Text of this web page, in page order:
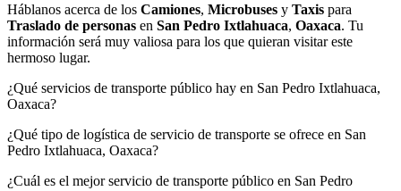
Háblanos acerca de los Camiones, Microbuses y Taxis para
Traslado de personas en San Pedro Ixtlahuaca, Oaxaca. Tu
información será muy valiosa para los que quieran visitar este
hermoso lugar.
¿Qué servicios de transporte público hay en San Pedro Ixtlahuaca,
Oaxaca?
¿Qué tipo de logística de servicio de transporte se ofrece en San
Pedro Ixtlahuaca, Oaxaca?
¿Cuál es el mejor servicio de transporte público en San Pedro